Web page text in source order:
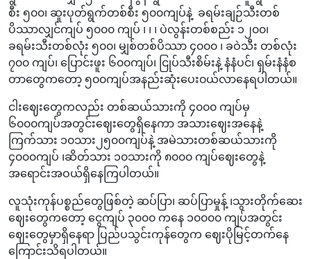
စီး ၅၀၀၊ ဆူးပုတ်ရွက်တစ်စီး ၅၀၀ကျပ်နဲ့ ခရမ်းချဉ်သီးတစ်
ပိဿာလျှင်ကျပ် ၅၀၀၀ ကျပ် ၊ ၊ ၊ ပဲလွန်းတစ်စည်း ၁၂၀၀၊
ခရမ်းသီးတစ်လုံး ၅၀၀၊ မျှစ်တစ်ပိဿာ ၄၀၀၀ ၊ ခဝဲသီး တစ်လုံး
၇၀၀ ကျပ်၊ ပြောင်းဖူး ၆၀၀ကျပ်၊ ငြုပ်သီးစိမ်းနဲ့ နံနံပင်၊ ရှမ်းနံနံစ
တာတွေကတော့ ၅၀၀ကျပ်အနည်းဆုံးပေး၀ယ်လာနေရပါတယ်။
ငါးဈေးတွေကလည်း တစ်ဆယ်သားကို ၄၀၀၀ ကျပ်မှ
၆၀၀၀ကျပ်အတွင်းဈေးတွေရှိနေကာ အသားဈေးအနေနဲ့
ကြက်သား ၁၀သား၂၅၀၀ကျပ်နဲ့ အမဲသားတစ်ဆယ်သားကို
၄၀၀၀ကျပ် ၊ဆိတ်သား ၁၀သားကို ၈၀၀၀ ကျပ်ဈေးတွေနဲ့
အရောင်းအဝယ်ရှိနေကြပါတယ်။
လူသုံးကုန်ပစ္စည်တွေဖြစ်တဲ့ ဆပ်ပြာ၊ ဆပ်ပြာမှုန့် ၊သွားတိုက်ဆေး
ဈေးတွေကတော့ ငွေကျပ် ၃၀၀၀ ကနေ ၁၀၀၀၀ ကျပ်အတွင်း
ဈေးတွေမှာရှိနေရာ ပြည်ပသွင်းကုန်တွေက ဈေးပိုမြင့်တက်နေ
ကြောင်းသိရပါတယ်။